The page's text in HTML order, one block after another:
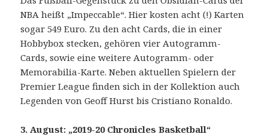
NBA heißt „Impeccable“. Hier kosten acht (!) Karten
sogar 549 Euro. Zu den acht Cards, die in einer
Hobbybox stecken, gehören vier Autogramm-
Cards, sowie eine weitere Autogramm- oder
Memorabilia-Karte. Neben aktuellen Spielern der
Premier League finden sich in der Kollektion auch
Legenden von Geoff Hurst bis Cristiano Ronaldo.
3. August: „2019-20 Chronicles Basketball“